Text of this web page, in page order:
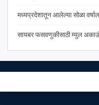
मध्यप्रदेशातून आलेल्या सोळा
सायबर फसवणुकीसाठी म्युल अकाऊंट